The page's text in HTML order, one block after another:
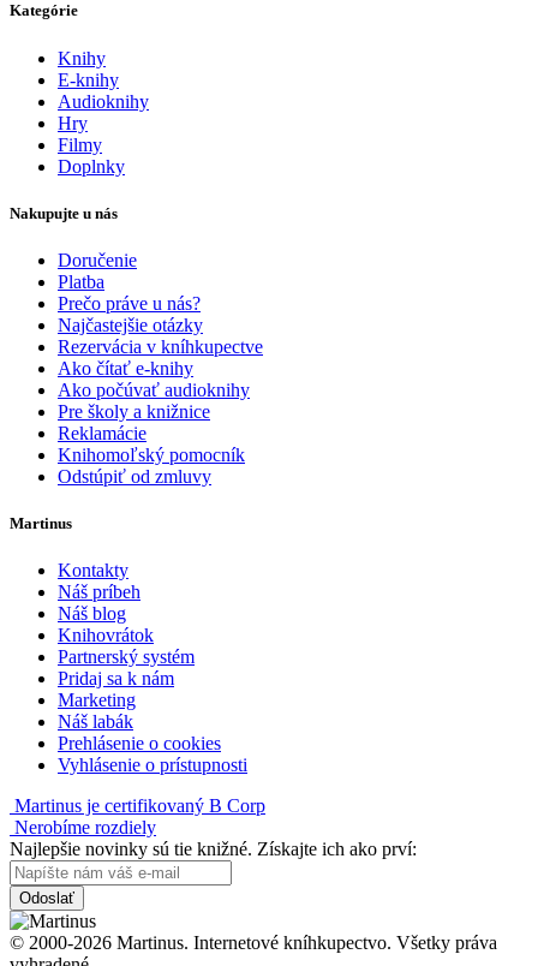
Kategórie
Knihy
E-knihy
Audioknihy
Hry
Filmy
Doplnky
Nakupujte u nás
Doručenie
Platba
Prečo práve u nás?
Najčastejšie otázky
Rezervácia v kníhkupectve
Ako čítať e-knihy
Ako počúvať audioknihy
Pre školy a knižnice
Reklamácie
Knihomoľský pomocník
Odstúpiť od zmluvy
Martinus
Kontakty
Náš príbeh
Náš blog
Knihovrátok
Partnerský systém
Pridaj sa k nám
Marketing
Náš labák
Prehlásenie o cookies
Vyhlásenie o prístupnosti
Martinus je certifikovaný B Corp
Nerobíme rozdiely
Najlepšie novinky sú tie knižné. Získajte ich ako prví:
Odoslať
© 2000-2026 Martinus. Internetové kníhkupectvo. Všetky práva